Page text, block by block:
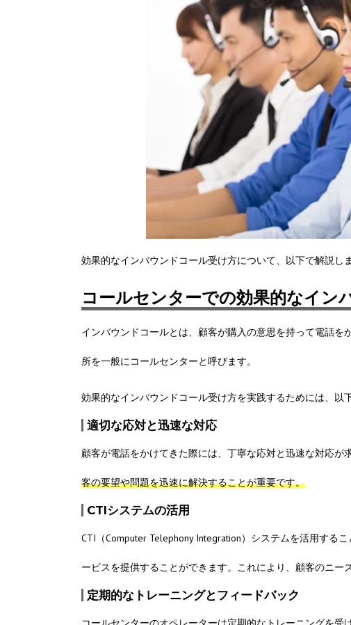
効果的なインバウンドコール受け方について、以下で解説しま
コールセンターでの効果的なイン
インバウンドコールとは、顧客が購入の意思を持って電話
所を一般にコールセンターと呼びます。
効果的なインバウンドコール受け方を実践するためには、以
適切な応対と迅速な対応
顧客が電話をかけてきた際には、丁寧な応対と迅速な対応が
客の要望や問題を迅速に解決することが重要です。
CTIシステムの活用
CTI（Computer Telephony Integration）システムを活用する
ービスを提供することができます。これにより、顧客のニー
定期的なトレーニングとフィードバック